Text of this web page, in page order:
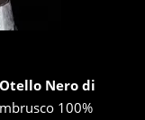
Otello Nero di
100%